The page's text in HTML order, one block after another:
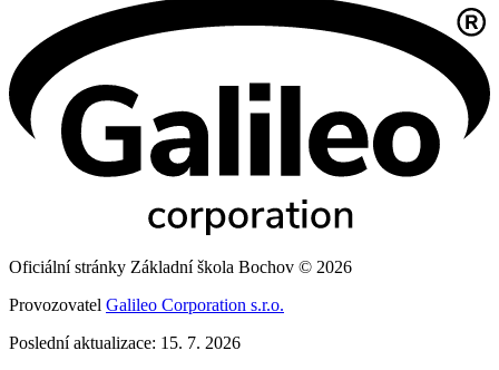
Oficiální stránky Základní škola Bochov © 2026
Provozovatel Galileo Corporation s.r.o.
Poslední aktualizace: 15. 7. 2026